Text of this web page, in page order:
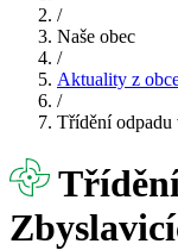
/
Naše obec
/
Aktuality z
/
Třídění